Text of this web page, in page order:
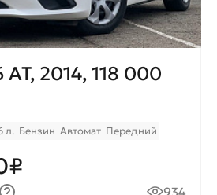
AT, 2014, 118 000
л. Бензин Автомат Передний
934